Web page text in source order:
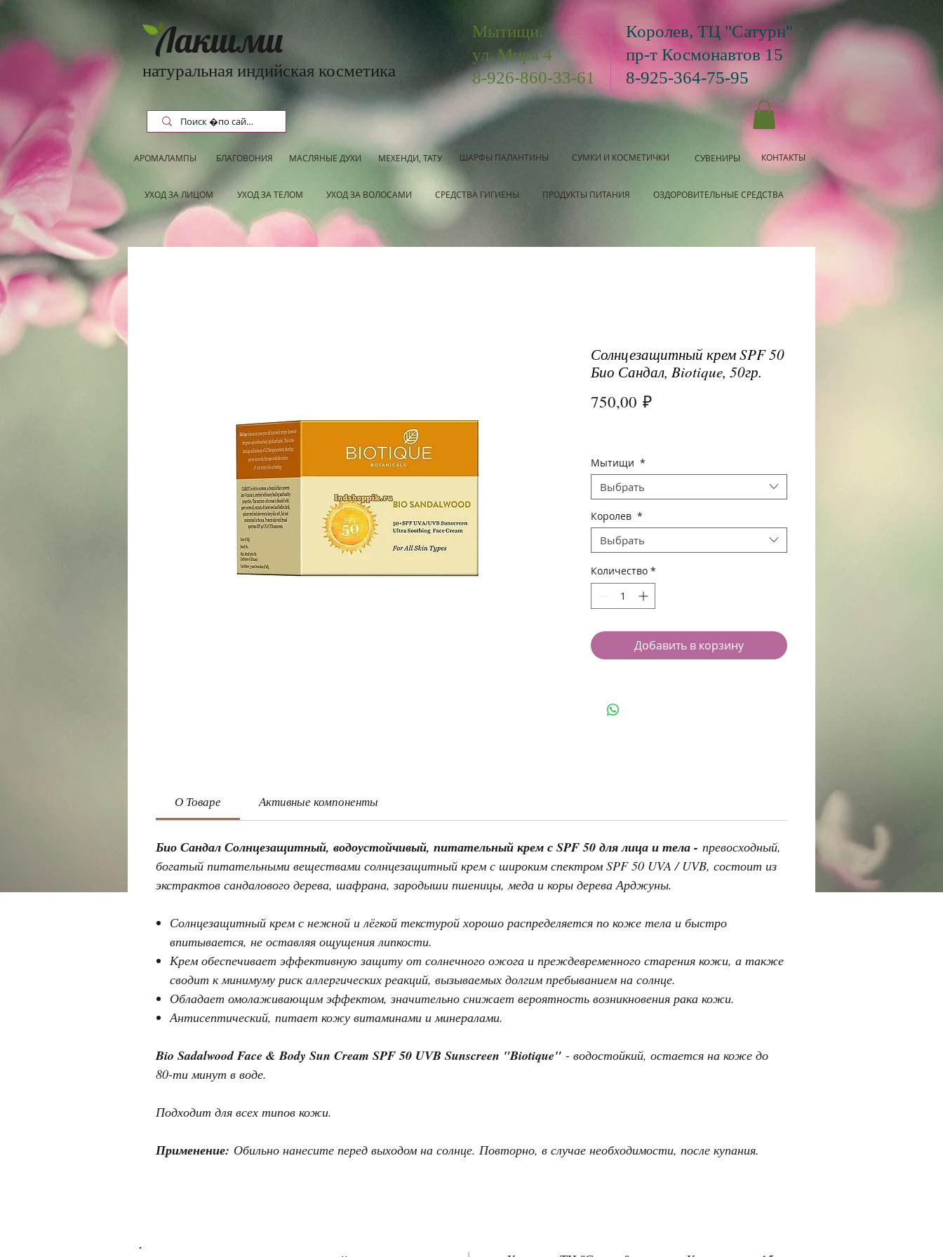
Лакшми
натуральная индийская косметика
Мытищи,
ул. Мира 4
8-926-860-33-61
Королев, ТЦ "Сатурн"
пр-т Космонавтов 15
8-925-364-75-95
АРОМАЛАМПЫ БЛАГОВОНИЯ МАСЛЯНЫЕ ДУХИ МЕХЕНДИ, ТАТУ ШАРФЫ ПАЛАНТИНЫ СУМКИ И КОСМЕТИЧКИ СУВЕНИРЫ КОНТАКТЫ
УХОД ЗА ЛИЦОМ УХОД ЗА ТЕЛОМ УХОД ЗА ВОЛОСАМИ СРЕДСТВА ГИГИЕНЫ ПРОДУКТЫ ПИТАНИЯ ОЗДОРОВИТЕЛЬНЫЕ СРЕДСТВА
Солнцезащитный крем SPF 50
Био Сандал, Biotique, 50гр.
750,00 ₽Цена
Мытищи *
Выбрать
Королев *
Выбрать
Количество *
Добавить в корзину
О Товаре Активные компоненты
Био Сандал Солнцезащитный, водоустойчивый, питательный крем с SPF 50 для лица и тела - превосходный,
богатый питательными веществами солнцезащитный крем с широким спектром SPF 50 UVA / UVB, состоит из
экстрактов сандалового дерева, шафрана, зародыши пшеницы, меда и коры дерева Арджуны.
Солнцезащитный крем с нежной и лёгкой текстурой хорошо распределяется по коже тела и быстро
впитывается, не оставляя ощущения липкости.
Крем обеспечивает эффективную защиту от солнечного ожога и преждевременного старения кожи, а также
сводит к минимуму риск аллергических реакций, вызываемых долгим пребыванием на солнце.
Обладает омолаживающим эффектом, значительно снижает вероятность возникновения рака кожи.
Антисептический, питает кожу витаминами и минералами.
Bio Sadalwood Face & Body Sun Cream SPF 50 UVB Sunscreen "Biotique" - водостойкий, остается на коже до
80-ти минут в воде.
Подходит для всех типов кожи.
Применение: Обильно нанесите перед выходом на солнце. Повторно, в случае необходимости, после купания.